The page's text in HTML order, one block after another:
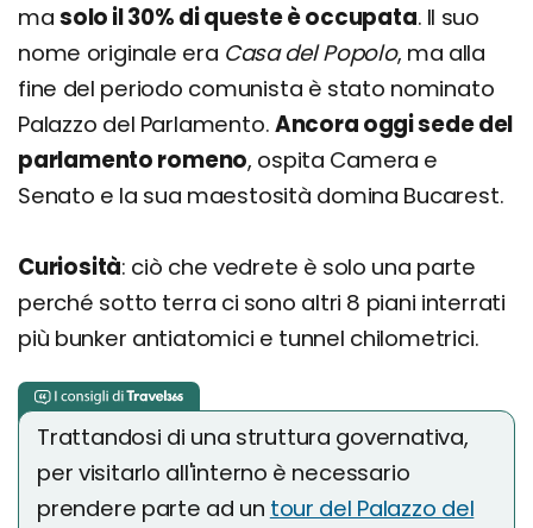
ma solo il 30% di queste è occupata. Il suo
nome originale era Casa del Popolo, ma alla
fine del periodo comunista è stato nominato
Palazzo del Parlamento. Ancora oggi sede del
parlamento romeno, ospita Camera e
Senato e la sua maestosità domina Bucarest.
Curiosità: ciò che vedrete è solo una parte
perché sotto terra ci sono altri 8 piani interrati
più bunker antiatomici e tunnel chilometrici.
Trattandosi di una struttura governativa,
per visitarlo all'interno è necessario
prendere parte ad un tour del Palazzo del